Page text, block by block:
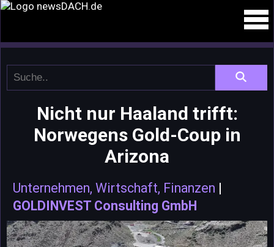
Nicht nur Haaland trifft:
Norwegens Gold-Coup in
Arizona
Unternehmen, Wirtschaft, Finanzen |
GOLDINVEST Consulting GmbH